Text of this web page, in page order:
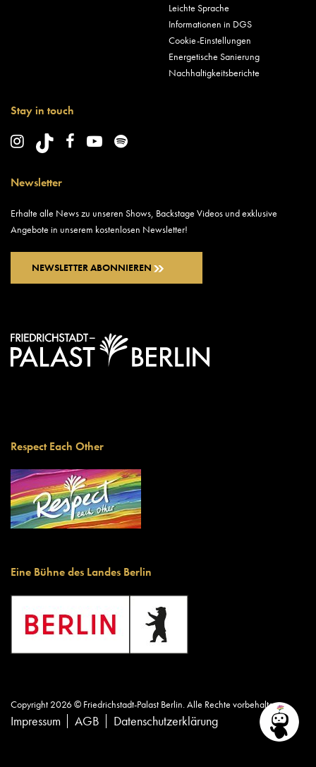
Leichte Sprache
Informationen in DGS
Cookie-Einstellungen
Energetische Sanierung
Nachhaltigkeitsberichte
Stay in touch
Newsletter
Erhalte alle News zu unseren Shows, Backstage Videos und exklusive
Angebote in unserem kostenlosen Newsletter!
NEWSLETTER ABONNIEREN
Respect Each Other
Eine Bühne des Landes Berlin
Copyright 2026 © Friedrichstadt-Palast Berlin. Alle Rechte vorbehalten.
Impressum AGB Datenschutzerklärung